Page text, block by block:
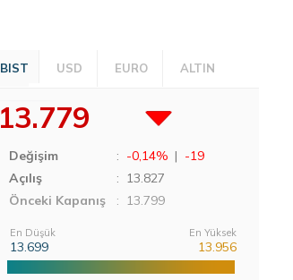
BIST USD EURO ALTIN
13.779
Değişim : -0,14% | -19
Açılış
: 13.827
Önceki Kapanış
: 13.799
En Düşük
13.699
En Yüksek
13.956